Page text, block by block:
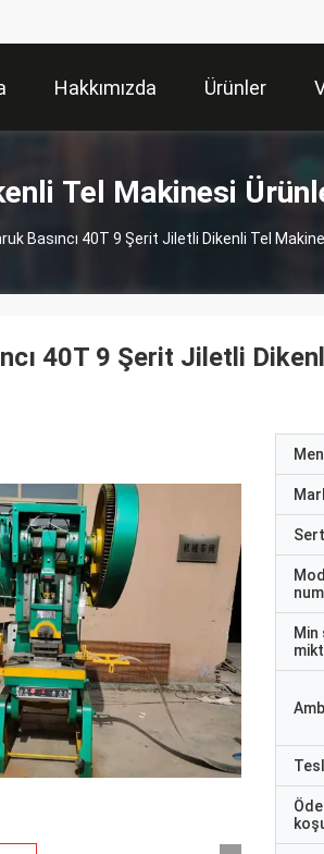
Hakkımızda Ürünler
Tel Makinesi
Basıncı 40T 9 Şerit Jiletli Dikenli Tel
40T 9 Şerit Jiletli
Min